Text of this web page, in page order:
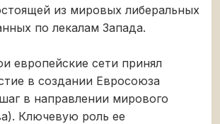
из мировых либеральных
по лекалам Запада.
европейские сети принял
в создании Евросоюза
в направлении мирового
Ключевую роль ее